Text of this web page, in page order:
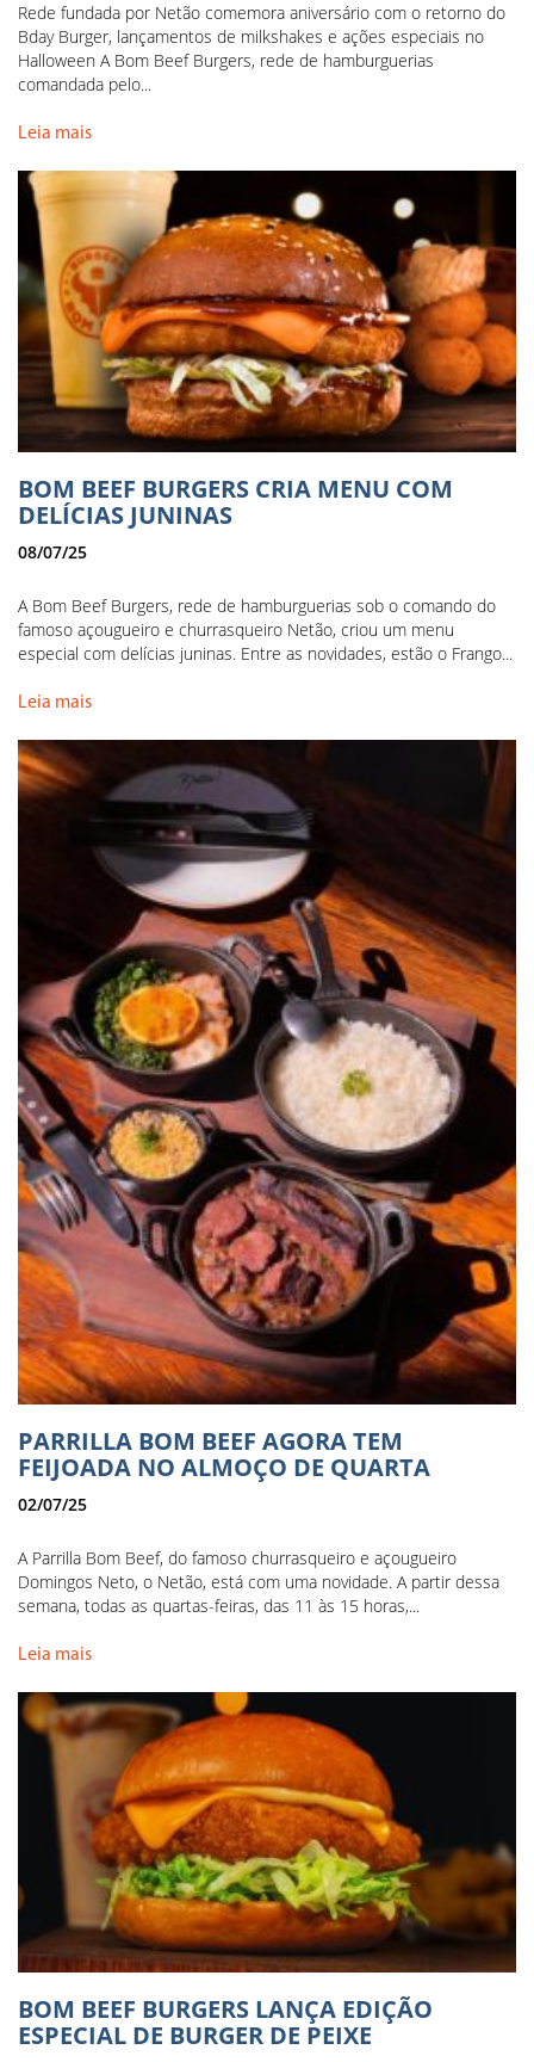
Rede fundada por Netão comemora aniversário com o retorno do
Bday Burger, lançamentos de milkshakes e ações especiais no
Halloween A Bom Beef Burgers, rede de hamburguerias
comandada pelo...
Leia mais
BOM BEEF BURGERS CRIA MENU COM
DELÍCIAS JUNINAS
08/07/25
A Bom Beef Burgers, rede de hamburguerias sob o comando do
famoso açougueiro e churrasqueiro Netão, criou um menu
especial com delícias juninas. Entre as novidades, estão o Frango...
Leia mais
PARRILLA BOM BEEF AGORA TEM
FEIJOADA NO ALMOÇO DE QUARTA
02/07/25
A Parrilla Bom Beef, do famoso churrasqueiro e açougueiro
Domingos Neto, o Netão, está com uma novidade. A partir dessa
semana, todas as quartas-feiras, das 11 às 15 horas,...
Leia mais
BOM BEEF BURGERS LANÇA EDIÇÃO
ESPECIAL DE BURGER DE PEIXE